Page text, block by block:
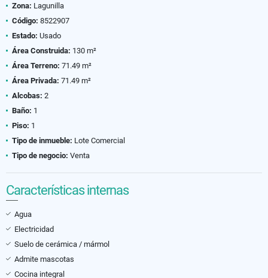
Zona: Lagunilla
Código: 8522907
Estado: Usado
Área Construida: 130 m²
Área Terreno: 71.49 m²
Área Privada: 71.49 m²
Alcobas: 2
Baño: 1
Piso: 1
Tipo de inmueble: Lote Comercial
Tipo de negocio: Venta
Características internas
Agua
Electricidad
Suelo de cerámica / mármol
Admite mascotas
Cocina integral